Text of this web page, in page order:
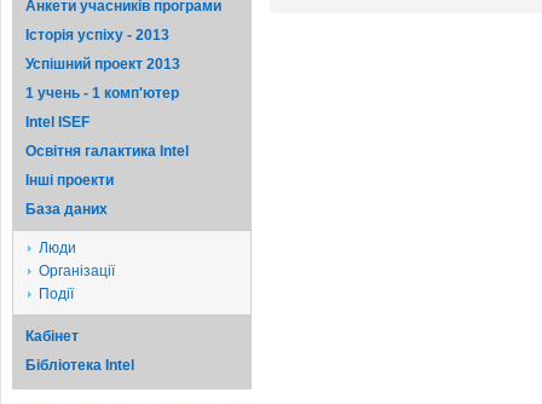
Анкети учасників програми
Історія успіху - 2013
Успішний проект 2013
1 учень - 1 комп'ютер
Intel ISEF
Освітня галактика Intel
Iншi проекти
База даних
Люди
Організації
Події
Кабінет
Бібліотека Intel